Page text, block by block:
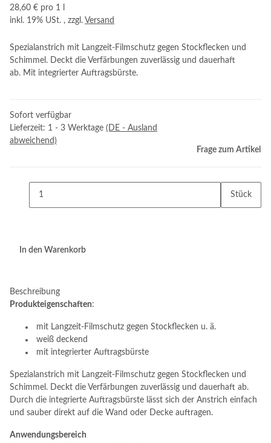
28,60 € pro 1 l
inkl. 19% USt. , zzgl. Versand
Spezialanstrich mit Langzeit-Filmschutz gegen Stockflecken und
Schimmel. Deckt die Verfärbungen zuverlässig und dauerhaft
ab. Mit integrierter Auftragsbürste.
Sofort verfügbar
Lieferzeit: 1 - 3 Werktage (DE - Ausland
abweichend)
Frage zum Artikel
Stück
In den Warenkorb
Beschreibung
Produkteigenschaften:
mit Langzeit-Filmschutz gegen Stockflecken u. ä.
weiß deckend
mit integrierter Auftragsbürste
Spezialanstrich mit Langzeit-Filmschutz gegen Stockflecken und
Schimmel. Deckt die Verfärbungen zuverlässig und dauerhaft ab.
Durch die integrierte Auftragsbürste lässt sich der Anstrich einfach
und sauber direkt auf die Wand oder Decke auftragen.
Anwendungsbereich